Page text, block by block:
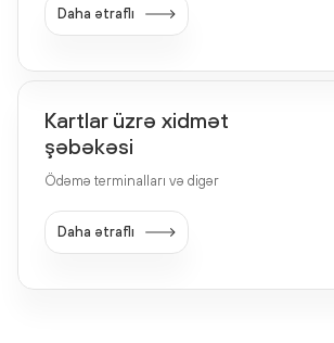
Daha ətraflı
Kartlar üzrə xidmət
şəbəkəsi
Ödəmə terminalları və digər
Daha ətraflı